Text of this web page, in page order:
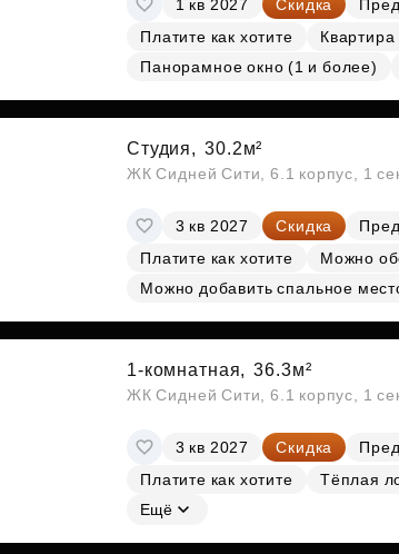
1 кв 2027 Скидка
Платите как хотите
Панорамное окно (1 и более)
Студия, 30.2м²
ЖК Сидней Сити, 6.1 корпус, 1
3 кв 2027 Скидка
Платите как хотите
Можно
Можно добавить спальное
1-комнатная, 36.3м²
ЖК Сидней Сити, 6.1 корпус, 1
3 кв 2027 Скидка
Платите как хотите
Тёплая
Ещё